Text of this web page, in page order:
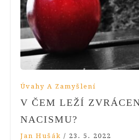
Úvahy A Zamyšlení
V ČEM LEŽÍ
NACISMU?
Jan Hušák / 23. 5. 2022